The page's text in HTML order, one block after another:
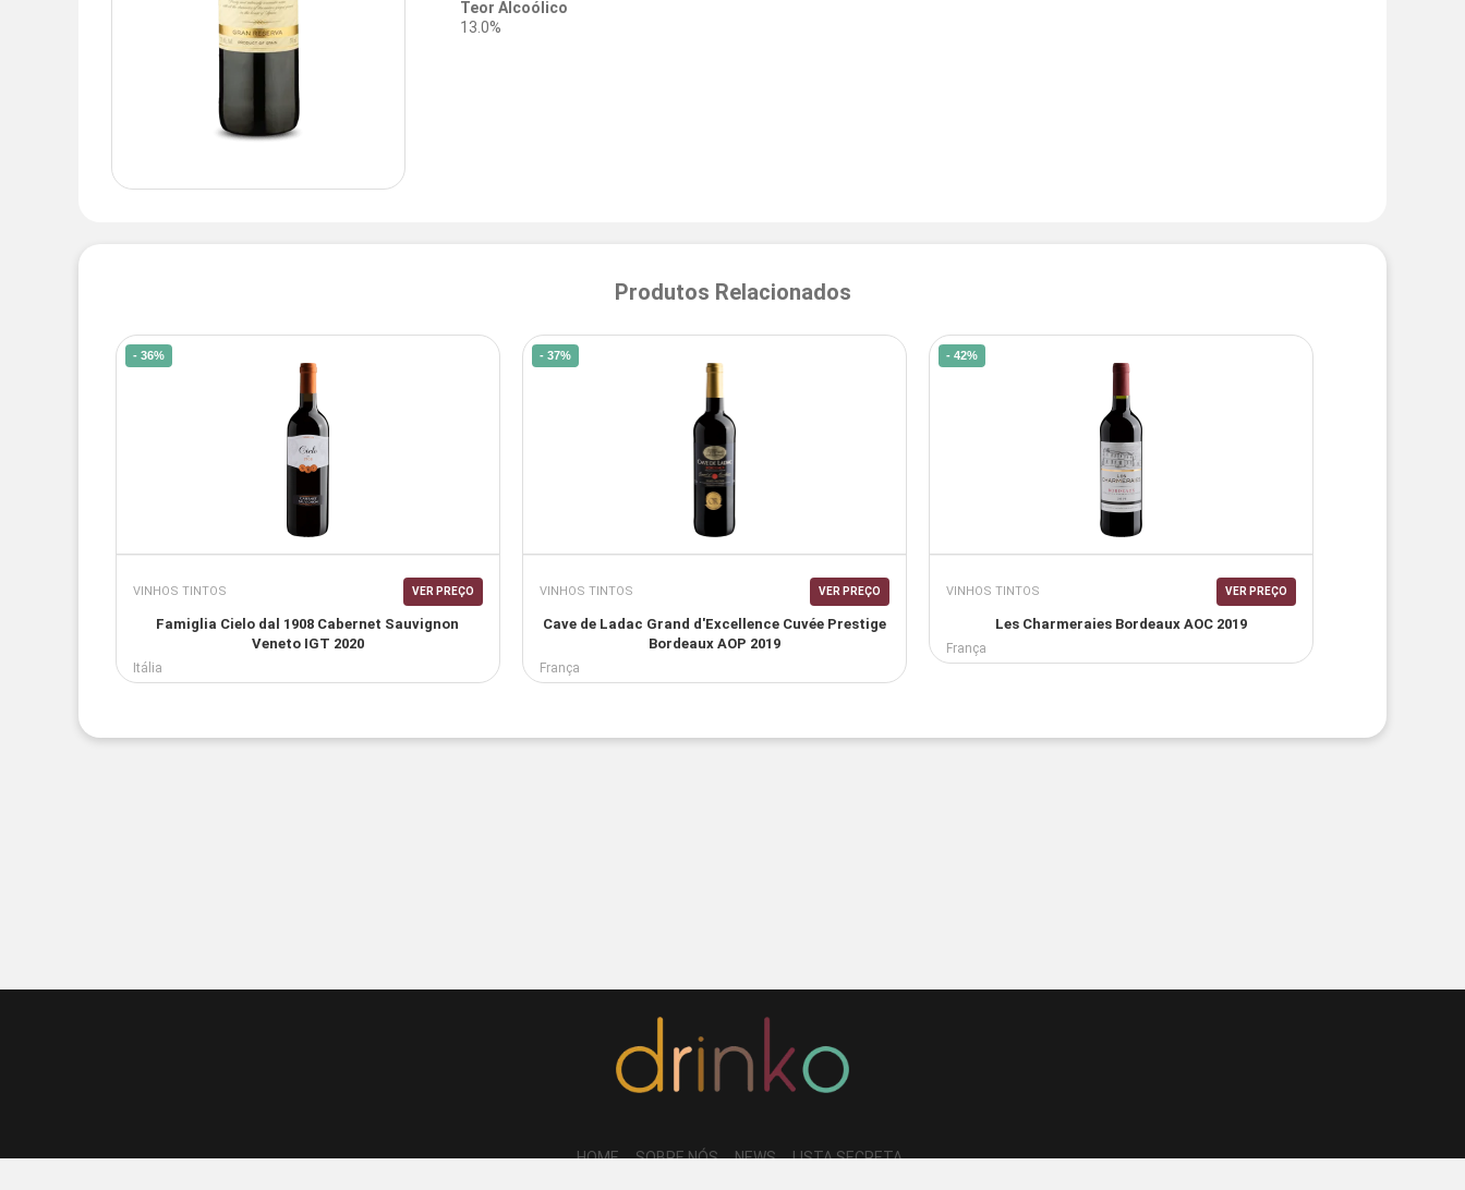
Teor Alcoólico
13.0%
Produtos Relacionados
- 36%
VINHOS TINTOS VER PREÇO
Famiglia Cielo dal 1908 Cabernet Sauvignon
Veneto IGT 2020
Itália
- 37%
VINHOS TINTOS VER PREÇO
Cave de Ladac Grand d'Excellence Cuvée Prestige
Bordeaux AOP 2019
França
- 42%
VINHOS TINTOS VER PREÇO
Les Charmeraies Bordeaux AOC 2019
França
HOME SOBRE NÓS NEWS LISTA SECRETA